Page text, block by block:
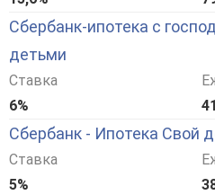
Сбербанк-ипотека с
детьми
Ставка
6%
Сбербанк - Ипотека Свой
Ставка
5%